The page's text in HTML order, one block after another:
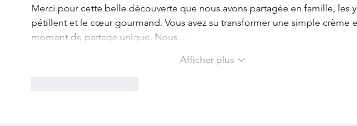
Merci pour cette belle découverte que nous avons partagée en famille, les
pétillent et le cœur gourmand. Vous avez su transformer une simple crème
moment de partage unique. Nous…
Afficher plus